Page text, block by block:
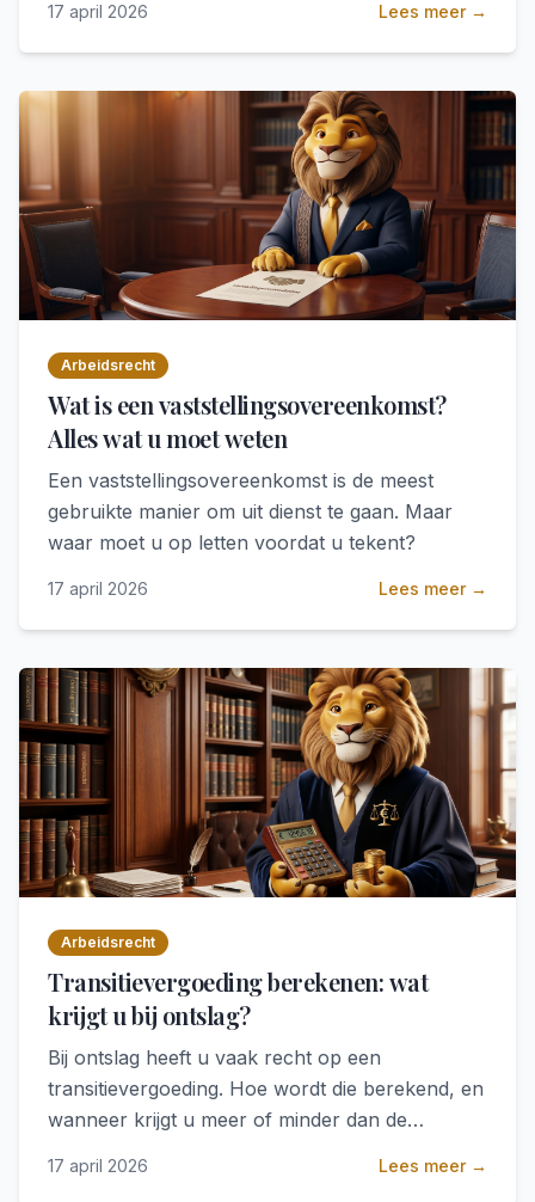
17 april 2026 Lees meer →
Arbeidsrecht
Wat is een vaststellingsovereenkomst?
Alles wat u moet weten
Een vaststellingsovereenkomst is de meest
gebruikte manier om uit dienst te gaan. Maar
waar moet u op letten voordat u tekent?
17 april 2026 Lees meer →
Arbeidsrecht
Transitievergoeding berekenen: wat
krijgt u bij ontslag?
Bij ontslag heeft u vaak recht op een
transitievergoeding. Hoe wordt die berekend, en
wanneer krijgt u meer of minder dan de
17 april 2026 Lees meer →